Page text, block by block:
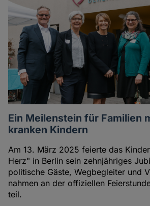
Ein Meilenstein für Familien
kranken Kindern
Am 13. März 2025 feierte das
Herz" in Berlin sein zehnjähriges
politische Gäste, Wegbegleiter und
nahmen an der offiziellen
teil.